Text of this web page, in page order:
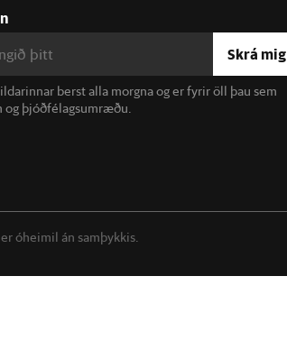
Skrá mig
berst alla morgna og er fyrir öll þau sem
og þjóðfélagsumræðu.
óheimil án samþykkis.